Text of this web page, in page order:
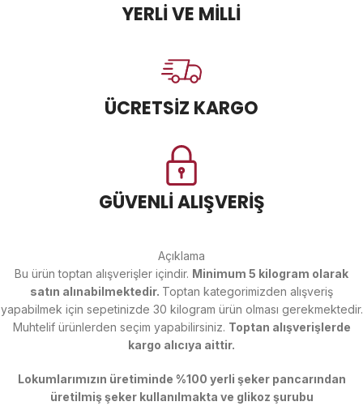
YERLİ VE MİLLİ
ÜCRETSİZ KARGO
GÜVENLİ ALIŞVERİŞ
Açıklama
Bu ürün toptan alışverişler içindir. Minimum 5 kilogram olarak
satın alınabilmektedir. Toptan kategorimizden alışveriş
yapabilmek için sepetinizde 30 kilogram ürün olması gerekmektedir.
Muhtelif ürünlerden seçim yapabilirsiniz. Toptan alışverişlerde
kargo alıcıya aittir.
Lokumlarımızın üretiminde %100 yerli şeker pancarından
üretilmiş şeker kullanılmakta ve glikoz şurubu